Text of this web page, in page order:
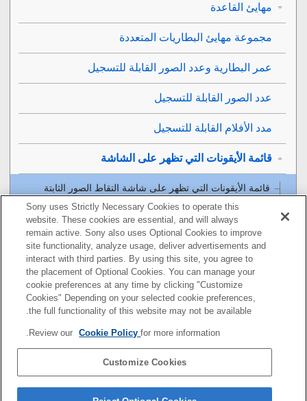
مهايئ القاعدة
مجموعة مهايئ البطاريات المتعددة
عمر البطارية وعدد الصور القابلة للتسجيل
عدد الصور القابلة للتسجيل
مدد الأفلام القابلة للتسجيل
قائمة الأيقونات التي تظهر على الشاشة
قائمة الأيقونات التي تظهر على شاشة التقاط الصور الثابتة
قائمة الأيقونات التي تظهر على شاشة تصوير الأفلام
قائمة أيقونات شاشة العرض
قائمة قيم الإعداد الافتراضية
المواصفات
العلامات التجارية
Sony uses Strictly Necessary Cookies to operate this
website. These cookies are essential, and will always
remain active. Sony also uses Optional Cookies to improve
site functionality, analyze usage, deliver advertisements and
interact with third parties. By using this site, you agree to
the placement of Optional Cookies. You can manage your
cookie preferences at any time by clicking "Customize
Cookies" Depending on your selected cookie preferences,
the full functionality of this website may not be available.
Review our Cookie Policyfor more information.
Customize Cookies